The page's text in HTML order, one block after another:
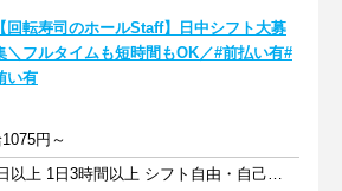
【回転寿司のホールStaff】日中シフト大募
＼フルタイムも短時間もOK／#前払い有#
い有
円～
週1日以上 1日3時間以上 シフト自由・自己申告